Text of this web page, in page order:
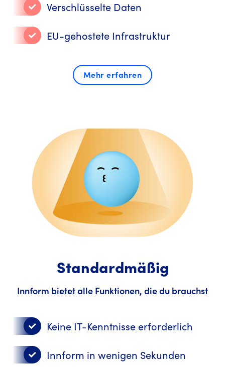
Verschlüsselte Daten
EU-gehostete Infrastruktur
Mehr erfahren
Standardmäßig
Innform bietet alle Funktionen, die du brauchst
Keine IT-Kenntnisse erforderlich
Innform in wenigen Sekunden